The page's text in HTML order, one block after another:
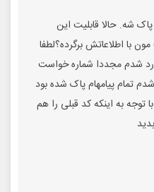
پاک شه. حالا قابلیت این
با اطلاعاتش برگرده؟لطفا
شدم مجددا شماره خواست
تمام پیامهام پاک شده بود
توجه به اینکه کد قبلی را هم